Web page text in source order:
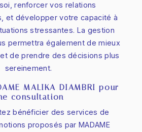
renforcer vos relations
et développer votre capacité à
stressantes. La gestion
permettra également de mieux
de prendre des décisions plus
sereinement.
MALIKA DIAMBRI pour
consultation
bénéficier des services de
proposés par MADAME